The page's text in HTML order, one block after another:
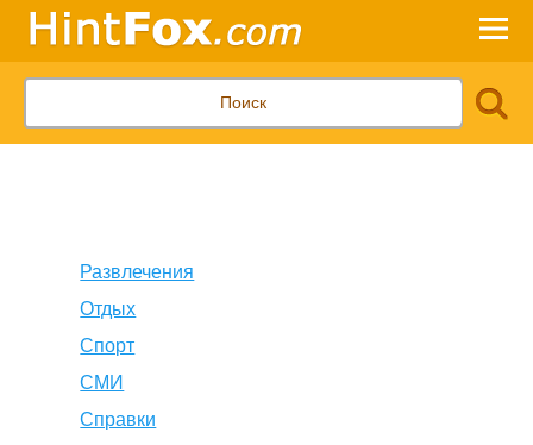
Развлечения
Отдых
Спорт
СМИ
Справки